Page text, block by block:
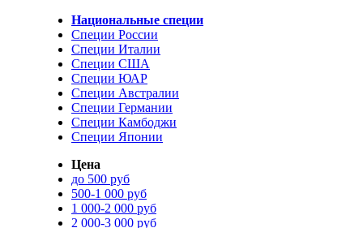
Национальные специи
Специи России
Специи Италии
Специи США
Специи ЮАР
Специи Австралии
Специи Германии
Специи Камбоджи
Специи Японии
Цена
до 500 руб
500-1 000 руб
1 000-2 000 руб
2 000-3 000 руб